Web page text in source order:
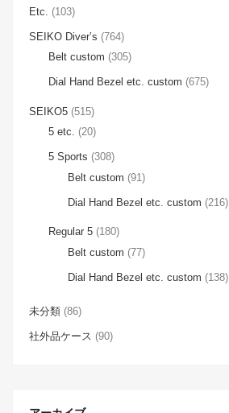
Etc. (103)
SEIKO Diver’s (764)
Belt custom (305)
Dial Hand Bezel etc. custom (675)
SEIKO5 (515)
5 etc. (20)
5 Sports (308)
Belt custom (91)
Dial Hand Bezel etc. custom (216)
Regular 5 (180)
Belt custom (77)
Dial Hand Bezel etc. custom (138)
未分類 (86)
社外品ケース (90)